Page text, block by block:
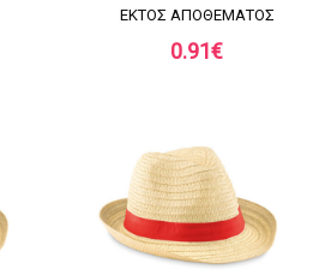
EKTOΣ ΑΠΟΘΕΜΑΤΟΣ
0.91€